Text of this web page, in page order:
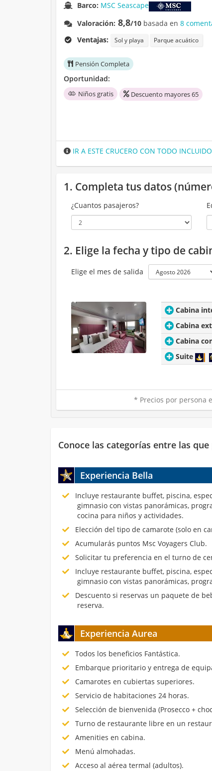
Barco: MSC Seascape
Valoración: 8,8/10 basada en8
Ventajas:
Sol y playa Parque acuático
Pensión Completa
Oportunidad:
Niños gratis Descuento mayores 65
IR A ESTE CRUCERO CON TODO INCLUIDO
1. Completa tus datos
¿Cuantos pasajeros?
2. Elige la fecha y tipo de
Elige el mes de salida
Cabina
Cabina
Cabina
Suite
* Precios por persona
Conoce las categorías entre las
Experiencia Bella
Incluye restaurante buffet, piscina,
gimnasio con vistas panorámicas,
cocina para niños y actividades.
Elección del tipo de camarote (solo en
Acumularás puntos Msc Voyagers Club.
Solicitar tu preferencia en el turno de
Incluye restaurante buffet, piscina,
gimnasio con vistas panorámicas,
Descuento si reservas un paquete de
reserva.
Experiencia Aurea
Todos los beneficios Fantástica.
Embarque prioritario y entrega de
Camarotes en cubiertas superiores.
Servicio de habitaciones 24 horas.
Selección de bienvenida (Prosecco +
Turno de restaurante libre en un
Amenities en cabina.
Menú almohadas.
Acceso al aérea termal (adultos).